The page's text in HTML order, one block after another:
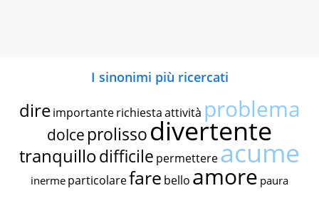
I sinonimi più ricercati
dire importante richiestaattività problema
dolce prolissodivertente
tranquillodifficile permettereacume
inerme particolarefare bello amore paura